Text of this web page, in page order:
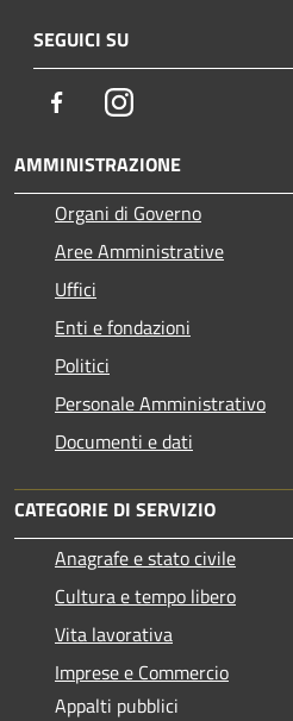
SEGUICI SU
FacebookInstagram
AMMINISTRAZIONE
Organi di Governo
Aree Amministrative
Uffici
Enti e fondazioni
Politici
Personale Amministrativo
Documenti e dati
CATEGORIE DI SERVIZIO
Anagrafe e stato civile
Cultura e tempo libero
Vita lavorativa
Imprese e Commercio
Appalti pubblici